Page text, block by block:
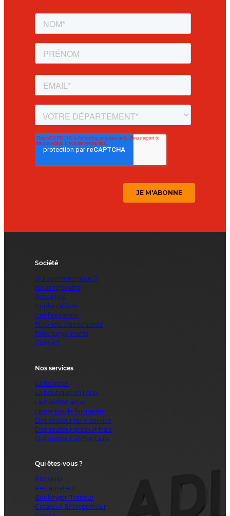
Société
Qui sommes-nous ?
Nous rejoindre
Actualités
Implantations
Configurateur
Tutoriels Maintenance
Téléchargements
Contact
Nos services
La location
La boutique en ligne
La maintenance
Le centre de formation
Distributeur libre-service
Distributeur produit frais
Distributeur alimentaire
Qui êtes-vous ?
Pizzaiolo
Restaurateur
Boulanger-Traiteur
Créateur-Entrepreneur